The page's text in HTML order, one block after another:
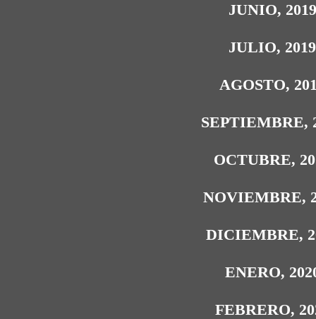
JUNIO, 2019
JULIO, 2019
AGOSTO,
SEPTIEMBRE,
OCTUBRE,
NOVIEMBRE,
DICIEMBRE,
ENERO,
FEBRERO,